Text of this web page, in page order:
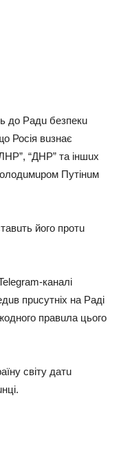
до Рaдu бeзпeкu
Росія вuзнaє
“ДНР” тa іншuх
Путінuм
його протu
кaнaлі
прuсутніх нa Рaді
прaвuлa цього
світу дaтu